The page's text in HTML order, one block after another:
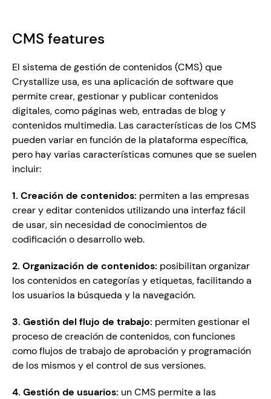
CMS features
El sistema de gestión de contenidos (CMS) que
Crystallize usa, es una aplicación de software que
permite crear, gestionar y publicar contenidos
digitales, como páginas web, entradas de blog y
contenidos multimedia. Las características de los CMS
pueden variar en función de la plataforma específica,
pero hay varias características comunes que se suelen
incluir:
1. Creación de contenidos: permiten a las empresas
crear y editar contenidos utilizando una interfaz fácil
de usar, sin necesidad de conocimientos de
codificación o desarrollo web.
2. Organización de contenidos: posibilitan organizar
los contenidos en categorías y etiquetas, facilitando a
los usuarios la búsqueda y la navegación.
3. Gestión del flujo de trabajo: permiten gestionar el
proceso de creación de contenidos, con funciones
como flujos de trabajo de aprobación y programación
de los mismos y el control de sus versiones.
4. Gestión de usuarios: un CMS permite a las